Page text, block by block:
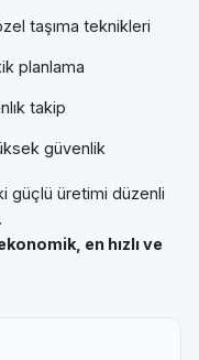
taşıma teknikleri
planlama
takip
güvenlik
güçlü üretimi düzenli
en hızlı ve